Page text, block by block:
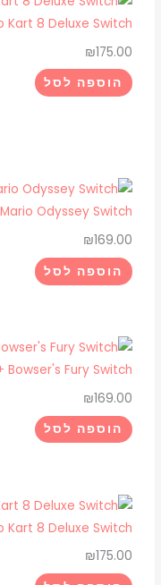
Kart 8 Deluxe Switch
₪175.00
הוספה לסל
Odyssey Switch
₪169.00
הוספה לסל
Bowser's Fury Switch
₪169.00
הוספה לסל
Kart 8 Deluxe Switch
₪175.00
המחיר
המקורי
₪225.00.
הנוכחי